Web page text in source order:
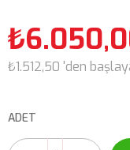
₺1.512,50 'den
ADET